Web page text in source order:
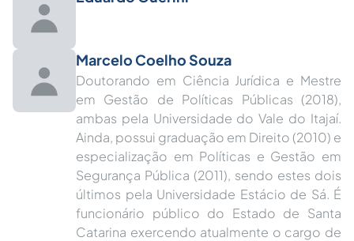
Marcelo Coelho Souza
Doutorando em Ciência Jurídica e Mestre
em Gestão de Políticas Públicas (2018),
ambas pela Universidade do Vale do Itajaí.
Ainda, possui graduação em Direito (2010) e
especialização em Políticas e Gestão em
Segurança Pública (2011), sendo estes dois
últimos pela Universidade Estácio de Sá. É
funcionário público do Estado de Santa
Catarina exercendo atualmente o cargo de